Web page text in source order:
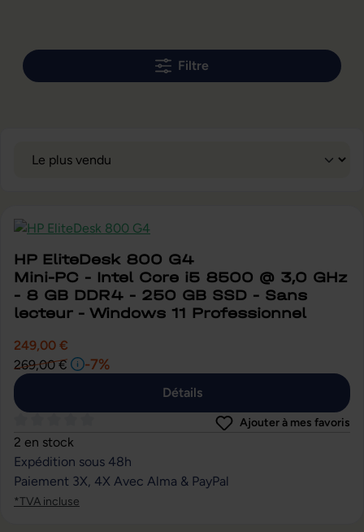
Filtre
HP EliteDesk 800 G4
Mini-PC - Intel Core i5 8500 @ 3,0 GHz
- 8 GB DDR4 - 250 GB SSD - Sans
lecteur - Windows 11 Professionnel
249,00 €
269,00 €
-7%
Détails
Note moyenne de 0 sur 5 étoiles
Ajouter à mes favoris
2 en stock
Expédition sous 48h
Paiement 3X, 4X Avec Alma & PayPal
*TVA incluse